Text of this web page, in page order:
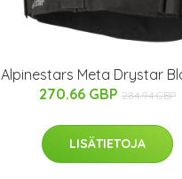
Alpinestars Meta Drystar
270.66 GBP 284.94 GBP
LISÄTIETOJA